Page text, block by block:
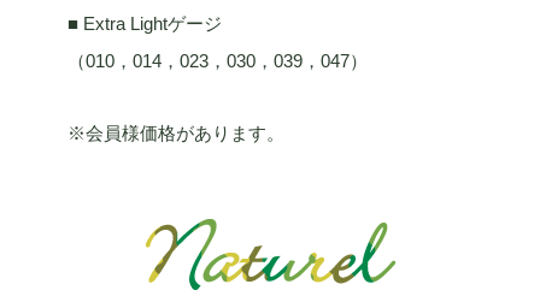
■ Extra Lightゲージ
（010，014，023，030，039，047）
※会員様価格があります。